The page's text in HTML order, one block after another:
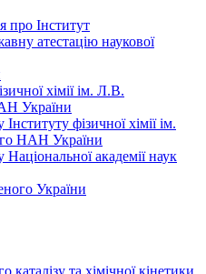
про Інститут
атестацію наукової
хімії ім. Л.В.
України
фізичної хімії ім.
НАН України
академії наук
України
каталізу та хімічної кінетики